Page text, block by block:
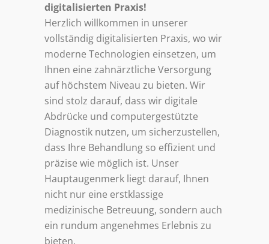
digitalisierten Praxis!
Herzlich willkommen in unserer
vollständig digitalisierten Praxis, wo wir
moderne Technologien einsetzen, um
Ihnen eine zahnärztliche Versorgung
auf höchstem Niveau zu bieten. Wir
sind stolz darauf, dass wir digitale
Abdrücke und computergestützte
Diagnostik nutzen, um sicherzustellen,
dass Ihre Behandlung so effizient und
präzise wie möglich ist. Unser
Hauptaugenmerk liegt darauf, Ihnen
nicht nur eine erstklassige
medizinische Betreuung, sondern auch
ein rundum angenehmes Erlebnis zu
bieten.